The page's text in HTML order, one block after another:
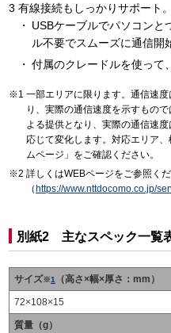
有線接続もしっかりサポート。
USBケーブルでパソコンと
ル不要でスムーズに通信開
付属のクレードルを使って
一部エリアに限ります。通信速
り、実際の通信速度を示すもの
よる提供となり、実際の通信速
応じて変化します。対応エリア
ムページ」をご確認ください。
詳しくはWEBページをご参照くだ
（https://www.nttdocomo.co.jp/
別紙2 主なスペック一覧
サイズ※1 （高さ×幅×厚さ：mm）
72×108×15
質量（g）